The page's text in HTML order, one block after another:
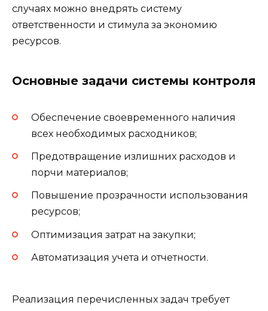
случаях можно внедрять систему
ответственности и стимула за экономию
ресурсов.
Основные задачи системы контроля
Обеспечение своевременного наличия
всех необходимых расходников;
Предотвращение излишних расходов и
порчи материалов;
Повышение прозрачности использования
ресурсов;
Оптимизация затрат на закупки;
Автоматизация учета и отчетности.
Реализация перечисленных задач требует